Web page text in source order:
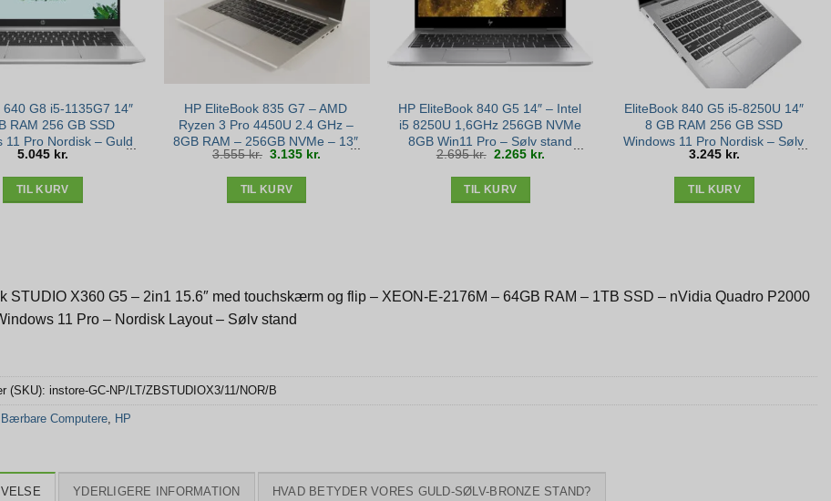
640 G8 i5-1135G7 14″
RAM 256 GB SSD
11 Pro Nordisk – Guld
stand
5.045 kr.
TIL KURV
HP EliteBook 835 G7 – AMD
Ryzen 3 Pro 4450U 2.4 GHz –
8GB RAM – 256GB NVMe – 13″
FHD – Sølv stand
3.555kr. Den
oprindelige
pris
3.135 kr.
TIL KURV
HP EliteBook 840 G5 14″ – Intel
i5 8250U 1,6GHz 256GB NVMe
8GB Win11 Pro – Sølv stand
2.695kr. Den
oprindelige
pris
2.265 kr.
TIL KURV
EliteBook 840 G5 i5-8250U 14″
8 GB RAM 256 GB SSD
Windows 11 Pro Nordisk – Sølv
stand
3.245 kr.
TIL KURV
STUDIO X360 G5 – 2in1 15.6″ med touchskærm og flip – XEON-E-2176M – 64GB RAM – 1TB SSD – nVidia Quadro P2000
11 Pro – Nordisk Layout – Sølv stand
(SKU): instore-GC-NP/LT/ZBSTUDIOX3/11/NOR/B
Bærbare Computere, HP
YDERLIGERE INFORMATION HVAD BETYDER VORES GULD-SØLV-BRONZE STAND?